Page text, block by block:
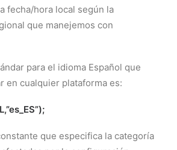
fecha/hora local según la
que manejemos con
para el idioma Español que
en cualquier plataforma es:
que especifica la categoría